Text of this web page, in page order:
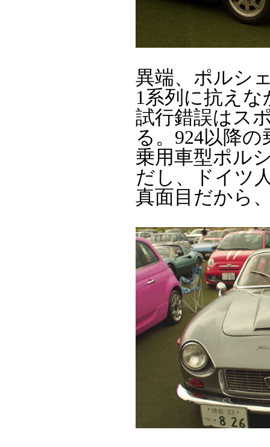
異端、ポルシ
1系列に抗え
試行錯誤はス
る。924以降
乗用車型ポル
だし、ドイツ
真面目だから